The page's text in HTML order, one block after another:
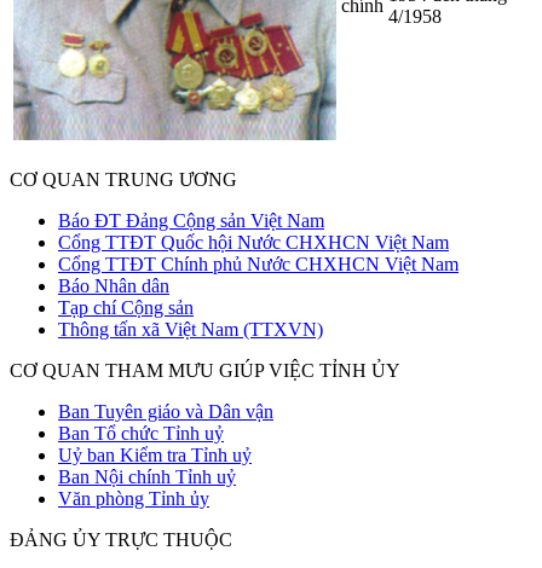
chính
4/1958
CƠ QUAN TRUNG ƯƠNG
Báo ĐT Đảng Cộng sản Việt Nam
Cổng TTĐT Quốc hội Nước CHXHCN Việt Nam
Cổng TTĐT Chính phủ Nước CHXHCN Việt Nam
Báo Nhân dân
Tạp chí Cộng sản
Thông tấn xã Việt Nam (TTXVN)
CƠ QUAN THAM MƯU GIÚP VIỆC TỈNH ỦY
Ban Tuyên giáo và Dân vận
Ban Tổ chức Tỉnh uỷ
Uỷ ban Kiểm tra Tỉnh uỷ
Ban Nội chính Tỉnh uỷ
Văn phòng Tỉnh ủy
ĐẢNG ỦY TRỰC THUỘC